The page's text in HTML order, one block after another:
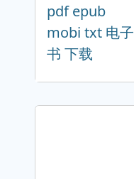
pdf epub
mobi txt 电子
书 下载